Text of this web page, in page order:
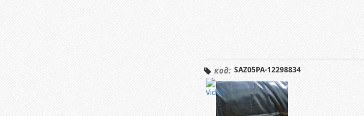
код: SAZ05PA-12298834